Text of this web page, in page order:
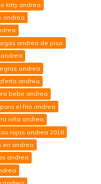
kitty andrea
andrea
andrea de piso
andrea
andrea
bebe andrea
el frio andrea
niña andrea
rojas andrea 2018
en andrea
andrea